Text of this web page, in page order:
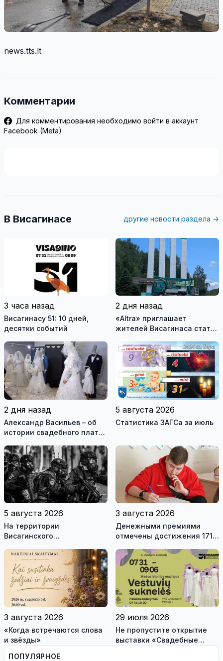
news.tts.lt
Комментарии
Для комментирования необходимо войти в аккаунт
Facebook (Meta)
В Висагинасе другие новости раздела →
3 часа назад
Висагинасу 51: 10 дней,
десятки событий
2 дня назад
«Altra» приглашает
жителей Висагинаса стать
обновлённой стелы
2 дня назад
Александр Васильев – об
истории свадебного платья
истории моды (видео)
5 августа 2026
Статистика ЗАГСа за июль
5 августа 2026
На территории
Висагинского
международные
антитеррористические
учения «Baltic Shadow»
3 августа 2026
Денежными премиями
отмечены достижения 171
трех педагогов
3 августа 2026
«Когда встречаются слова
и звёзды»
29 июля 2026
Не пропустите открытие
выставки «Свадебные
платья» и лекцию историка
ПОПУЛЯРНОЕ